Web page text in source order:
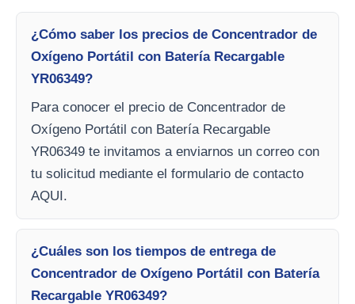
¿Cómo saber los precios de Concentrador de
Oxígeno Portátil con Batería Recargable
YR06349?
Para conocer el precio de Concentrador de
Oxígeno Portátil con Batería Recargable
YR06349 te invitamos a enviarnos un correo con
tu solicitud mediante el formulario de contacto
AQUI.
¿Cuáles son los tiempos de entrega de
Concentrador de Oxígeno Portátil con Batería
Recargable YR06349?